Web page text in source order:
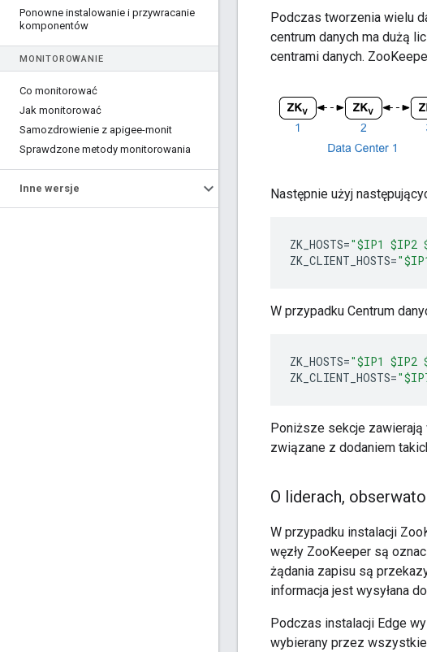
Ponowne instalowanie i przywracanie
komponentów
MONITOROWANIE
Co monitorować
Jak monitorować
Samozdrowienie z apigee-monit
Sprawdzone metody monitorowania
Inne wersje
Podczas tworzenia wielu
centrum danych ma dużą
centrami danych.
Następnie użyj
ZK_HOSTS="$IP1 $IP2
ZK_CLIENT_HOSTS=
W przypadku Centrum
ZK_HOSTS="$IP1 $IP2
ZK_CLIENT_HOSTS=
Poniższe sekcje
związane z dodaniem
O liderach,
W przypadku instalacji
węzły ZooKeeper są
żądania zapisu są
informacja jest wysyłana
Podczas instalacji Edge
wybierany przez